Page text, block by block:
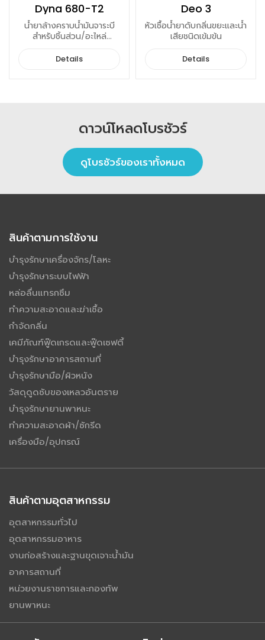
Dyna 680-T2
น้ำยาล้างคราบน้ำมันจาระบี
สำหรับชิ้นส่วน/อะไหล่
(ได้มาตรฐานการบิน)
Details
Deo 3
หัวเชื้อน้ำยาดับกลิ่นขยะและน้ำ
เสียชนิดเข้มข้น
Details
ดาวน์โหลดโบรชัวร์
ดูโบรชัวร์ของเราทั้งหมด
สินค้าตามการใช้งาน
บำรุงรักษาเครื่องจักร/โลหะ
บำรุงรักษาระบบไฟฟ้า
หล่อลื่นแทรกซึม
ทำความสะอาดและฆ่าเชื้อ
กำจัดกลิ่น
เคมีภัณฑ์ฟู๊ดเกรดและฟู๊ดเซฟตี้
บำรุงรักษาอาคารสถานที่
บำรุงรักษามือ/ผิวหนัง
วัสดุดูดซับของเหลวอันตราย
บำรุงรักษายานพาหนะ
ทำความสะอาดผ้า/ซักรีด
เครื่องมือ/อุปกรณ์
สินค้าตามอุตสาหกรรม
อุตสาหกรรมทั่วไป
อุตสาหกรรมอาหาร
งานก่อสร้างและฐานขุดเจาะน้ำมัน
อาคารสถานที่
หน่วยงานราชการและกองทัพ
ยานพาหนะ